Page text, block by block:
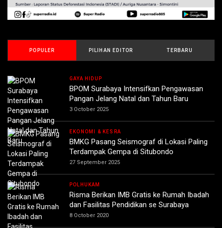
POPULER PILIHAN EDITOR TERBARU
GAYA HIDUP
BPOM Surabaya Intensifkan Pengawasan
Pangan Jelang Natal dan Tahun Baru
3 October 2025
EKONOMI & KESRA
BMKG Pasang Seismograf di Lokasi Paling
Terdampak Gempa di Situbondo
27 September 2025
POLHUKAM
Risma Berikan IMB Gratis ke Rumah Ibadah
dan Fasilitas Pendidikan se Surabaya
8 October 2020